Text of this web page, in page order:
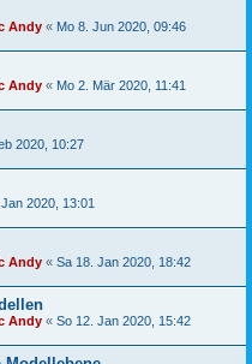
Andy « Mo 8. Jun 2020, 09:46
Andy « Mo 2. Mär 2020, 11:41
2020, 10:27
2020, 13:01
Andy « Sa 18. Jan 2020, 18:42
Andy « So 12. Jan 2020, 15:42